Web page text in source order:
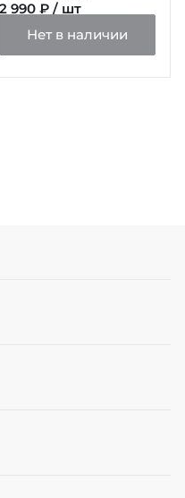
2 990 ₽ / шт
Нет в наличии